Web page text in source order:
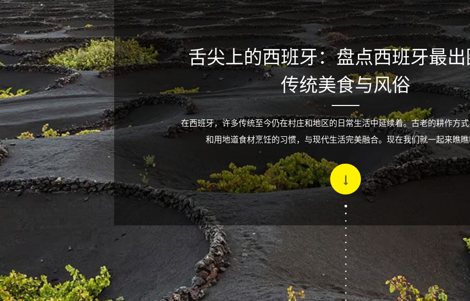
舌尖上的西班牙：盘点西班牙最出
传统美食与风俗
在西班牙，许多传统至今仍在村庄和地区的日常生活中延续着。古老的耕作方
和用地道食材烹饪的习惯，与现代生活完美融合。现在我们就一起来瞧瞧